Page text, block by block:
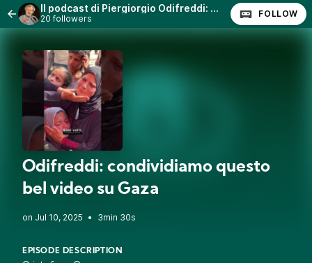
Il podcast di Piergiorgio Odifreddi: Lezioni e Conferenze.
20 followers FOLLOW
Odifreddi: condividiamo questo
bel video su Gaza
• 3min 30s
EPISODE DESCRIPTION